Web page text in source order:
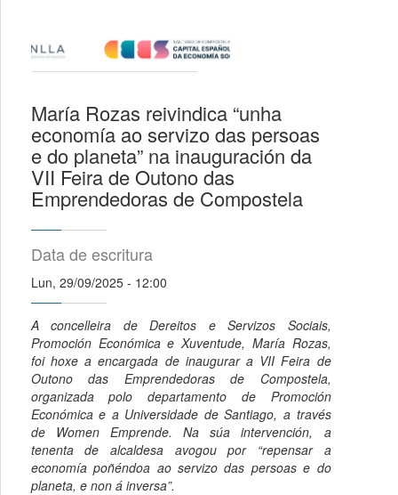
María Rozas reivindica “unha
economía ao servizo das persoas
e do planeta” na inauguración da
VII Feira de Outono das
Emprendedoras de Compostela
Data de escritura
Lun, 29/09/2025 - 12:00
A concelleira de Dereitos e Servizos Sociais,
Promoción Económica e Xuventude, María Rozas,
foi hoxe a encargada de inaugurar a VII Feira de
Outono das Emprendedoras de Compostela,
organizada polo departamento de Promoción
Económica e a Universidade de Santiago, a través
de Women Emprende. Na súa intervención, a
tenenta de alcaldesa avogou por “repensar a
economía poñéndoa ao servizo das persoas e do
planeta, e non á inversa”.